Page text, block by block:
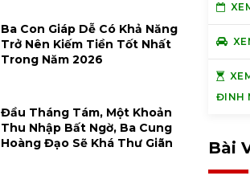
Ba Con Giáp Dễ Có Khả Năng
Trở Nên Kiếm Tiền Tốt Nhất
Trong Năm 2026
Đầu Tháng Tám, Một Khoản
Thu Nhập Bất Ngờ, Ba Cung
Hoàng Đạo Sẽ Khá Thư Giãn
ĐINH
Bài